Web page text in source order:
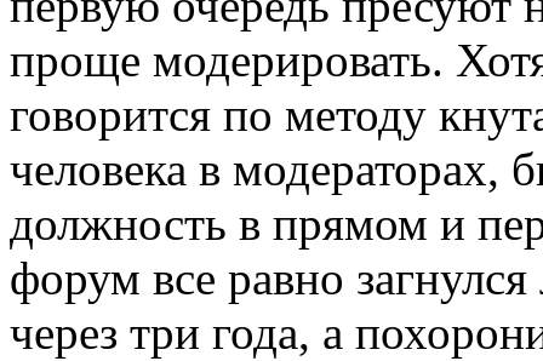
проще модерировать.
говорится по методу
человека в
должность в прямом и
форум все равно
через три года, а